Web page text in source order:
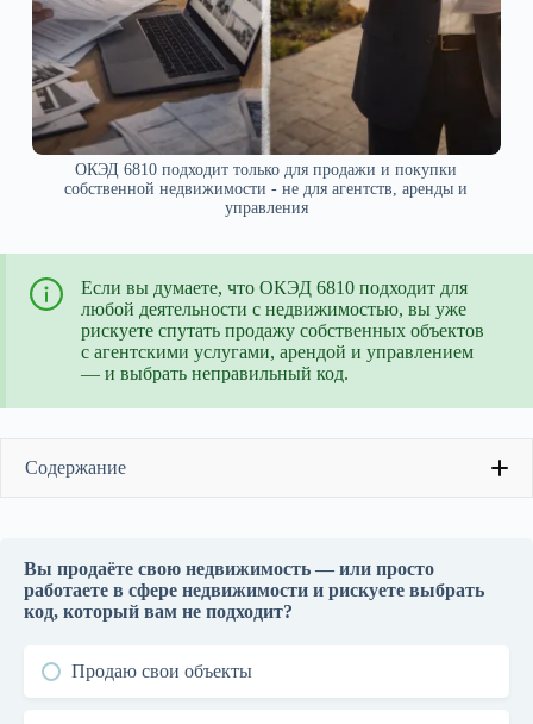
ОКЭД 6810 подходит только для продажи и покупки
собственной недвижимости - не для агентств, аренды и
управления
Если вы думаете, что ОКЭД 6810 подходит для
любой деятельности с недвижимостью, вы уже
рискуете спутать продажу собственных объектов
с агентскими услугами, арендой и управлением
— и выбрать неправильный код.
Содержание
1 Что входит в ОКЭД 6810 на практике
3 Кому 6810 НЕ подходит
Вы продаёте свою недвижимость — или просто
работаете в сфере недвижимости и рискуете выбрать
код, который вам не подходит?
Продаю свои объекты